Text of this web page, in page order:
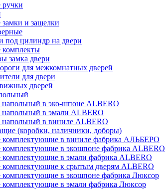
и защелки
под цилиндр на двери
комплекты
замка двери
для межкомнатных дверей
для двери
дверей
напольный в эко-шпоне ALBERO
в эмали ALBERO
напольный в виниле ALBERO
(коробки, наличники, доборы)
комплектующие в виниле фабрика АЛЬБЕРО
комплектующие в экошпоне фабрика ALBERO
комплектующие в эмали фабрика ALBERO
комплектующие к срытым дверям ALBERO
комплектующие в экошпоне фабрика Люксор
комплектующие в эмали фабрика Люксор